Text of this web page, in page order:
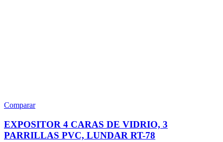
Comparar
EXPOSITOR 4 CARAS DE VIDRIO, 3
PARRILLAS PVC, LUNDAR RT-78